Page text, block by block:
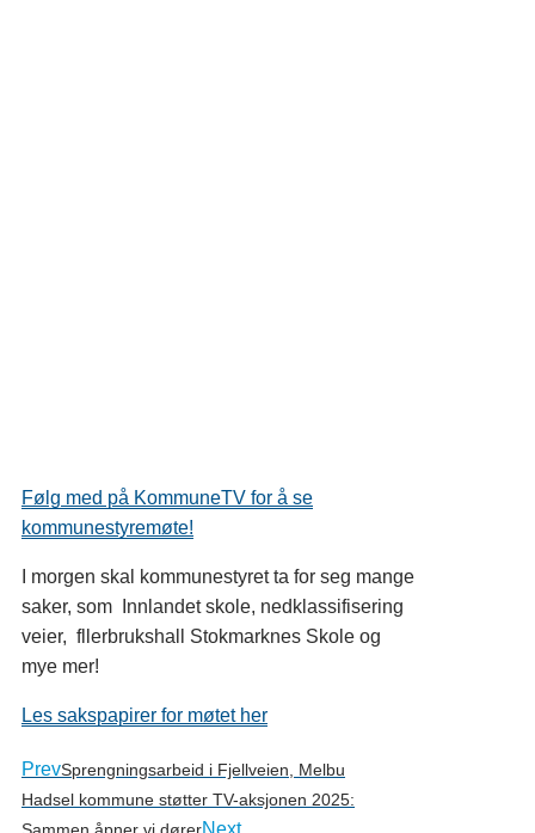
Følg med på KommuneTV for å se
kommunestyremøte!
I morgen skal kommunestyret ta for seg mange
saker, som Innlandet skole, nedklassifisering
veier, fllerbrukshall Stokmarknes Skole og
mye mer!
Les sakspapirer for møtet her
PrevSprengningsarbeid i Fjellveien, Melbu
Hadsel kommune støtter TV-aksjonen 2025: